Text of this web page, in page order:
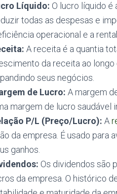
Líquido: O lucro líquido é
todas as despesas e
operacional e a
A receita é a quantia
da receita ao
seus negócios.
de Lucro: A margem
margem de lucro saudável
P/L (Preço/Lucro): A
da empresa. É usado para
ganhos.
Os dividendos são
da empresa. O histórico